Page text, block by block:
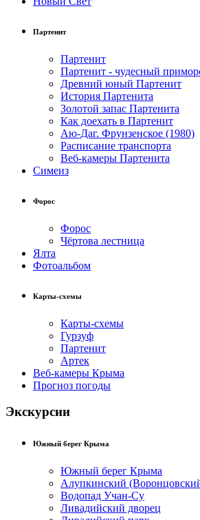
Партенит
Партенит
Партенит - чудесный
Древний юный Партенит
История Партенита
Золотой запас Партенита
Как доехать в Партенит
Аю-Даг. Фрунзенское (1980)
Расписание транспорта
Веб-камеры Партенита
Симеиз
Форос
Форос
Чёртова лестница
Ялта
Фотоальбом
Карты-схемы
Карты-схемы
Гурзуф
Партенит
Артек
Веб-камеры Крыма
Прогноз погоды
Экскурсии
Южный берег Крыма
Южный берег Крыма
Алупкинский
Водопад Учан-Су
Ливадийский дворец